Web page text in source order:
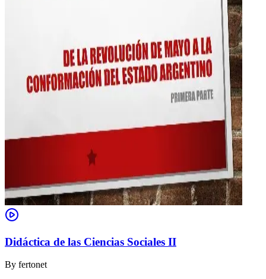
Didáctica de las Ciencias Sociales II
By fertonet